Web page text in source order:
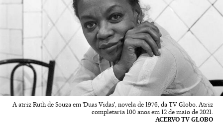
A atriz Ruth de Souza em 'Duas Vidas', novela de 1976, da TV Globo. Atriz
completaria 100 anos em 12 de maio de 2021.
ACERVO TV GLOBO